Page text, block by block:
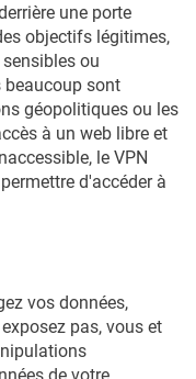
une porte
objectifs légitimes,
ou
sont
géopolitiques ou les
à un web libre et
le VPN
d'accéder à
vos données,
pas, vous et